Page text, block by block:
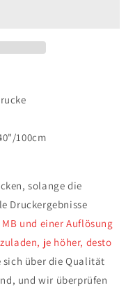
100cm
solange die
Druckergebnisse
und einer Auflösung
je höher, desto
sich über die Qualität
und wir überprüfen